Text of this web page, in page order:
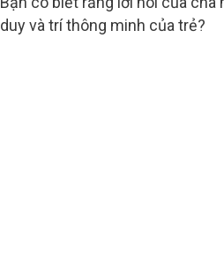
duy và trí thông minh của trẻ?